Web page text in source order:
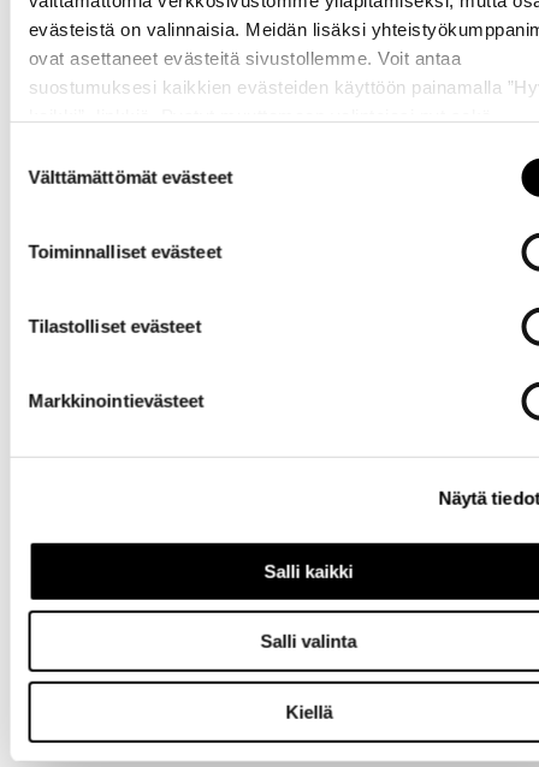
evästeistä on valinnaisia. Meidän lisäksi
ovat asettaneet evästeitä sivustollemme. Voit antaa
suostumuksesi kaikkien evästeiden käyttöön painamalla
valinta
Välttämättömät evästeet
Toiminnalliset evästeet
Tilastolliset evästeet
Markkinointievästeet
Näytä
Salli kaikki
Salli valinta
Kiellä